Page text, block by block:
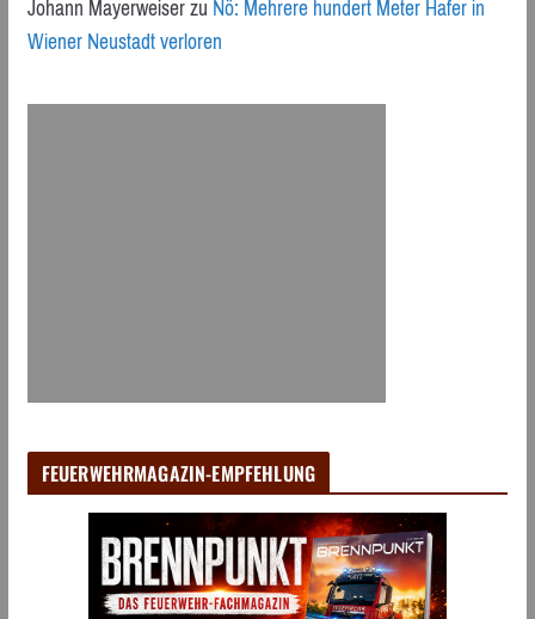
Johann MayerweiserzuNö: Mehrere hundert Meter Hafer in
Wiener Neustadt verloren
FEUERWEHRMAGAZIN-EMPFEHLUNG